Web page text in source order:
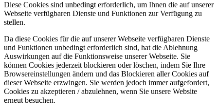
Diese Cookies sind unbedingt erforderlich, um Ihnen die auf unserer
Webseite verfügbaren Dienste und Funktionen zur Verfügung zu
stellen.
Da diese Cookies für die auf unserer Webseite verfügbaren Dienste
und Funktionen unbedingt erforderlich sind, hat die Ablehnung
Auswirkungen auf die Funktionsweise unserer Webseite. Sie
können Cookies jederzeit blockieren oder löschen, indem Sie Ihre
Browsereinstellungen ändern und das Blockieren aller Cookies auf
dieser Webseite erzwingen. Sie werden jedoch immer aufgefordert,
Cookies zu akzeptieren / abzulehnen, wenn Sie unsere Website
erneut besuchen.